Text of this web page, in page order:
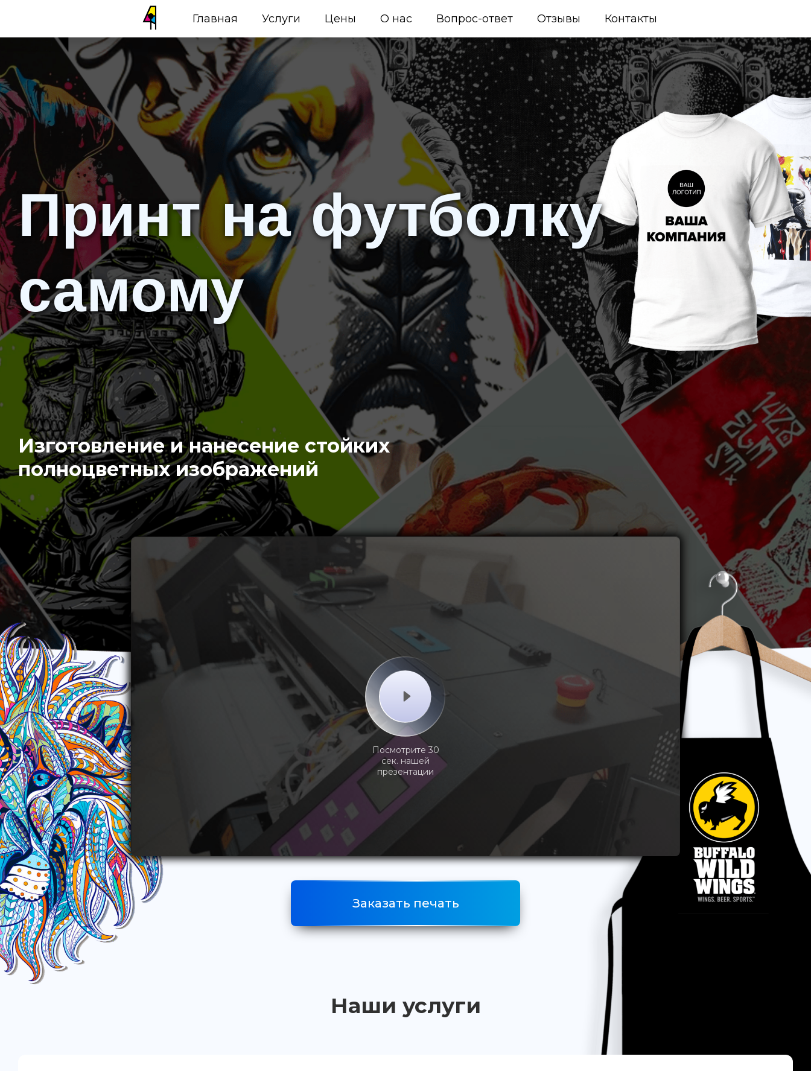
Главная Услуги Цены О нас Вопрос-ответ Отзывы Контакты
Принт на футболку
самому
Изготовление и нанесение стойких
полноцветных изображений
Посмотрите 30
сек. нашей
презентации
Заказать печать
Наши услуги